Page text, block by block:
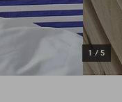
1 / 5